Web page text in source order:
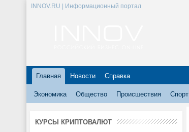
INNOV.RU | Информационный портал
Главная Новости Справка
Экономика Общество Происшествия Спорт
КУРСЫ КРИПТОВАЛЮТ